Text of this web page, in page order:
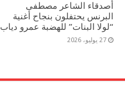
أصدقاء الشاعر مصطفى
البرنس يحتفلون بنجاح أغنية
“لولا البنات” للهضبة عمرو دياب
27 يوليو، 2026